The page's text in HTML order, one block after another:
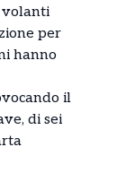
volanti
per
hanno
il
di sei